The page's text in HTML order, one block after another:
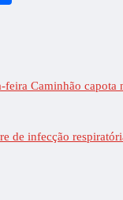
feira Caminhão
de infecção